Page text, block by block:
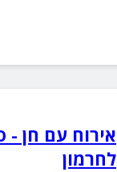
אירוח עם חן -
לחרמון